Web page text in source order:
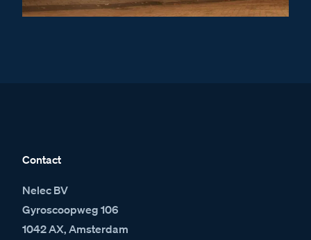
Contact
Nelec BV
Gyroscoopweg 106
1042 AX, Amsterdam